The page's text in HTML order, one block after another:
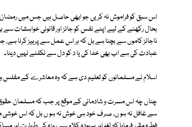
اس سبق کو فراموش نہ کریں جو ابھی حاصل ہیں جس میں رمضان
بحال رکھنے کے لیے اپنے نفس کو جائز اور قانونی خواہشات سے
ناجائز کاموں سے بچنا ہے بل کہ ہر اس عمل سے پرہیز کرنا
عبادت کی ہے اب بھی خدا کی یا د کو دل سے نکلنے نہیں دینا۔
اسلام نے مسلمانوں کو تعلیم دی ہے کہ وہ معاشرے کے مفلس و
چناں چہ اس مسرت و شادمانی کے موقع پر جب کہ مسلمان حقوق
سے غافل نہ ہو ں، صرف خود ہی خوش نہ ہو ں بل کہ اس خوشی